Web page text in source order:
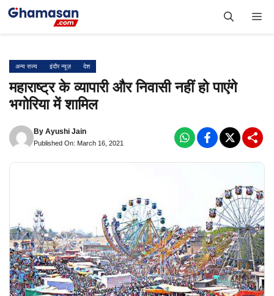
Skip
अन्य राज्य इंदौर न्यूज़ देश
महाराष्ट्र के व्यापारी और निवासी नहीं हो पाएंगे
भगोरिया में शामिल
By Ayushi Jain
Published On: March 16, 2021